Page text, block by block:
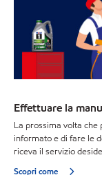
Effettuare la
La prossima volta
informato e di fare le
riceva il servizio
Scopri come